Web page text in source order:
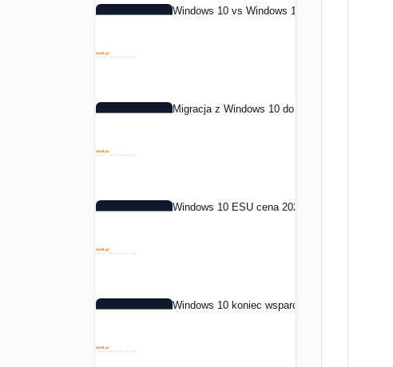
Windows 10 vs Windows 11: czy warto
Migracja z Windows 10 do Windows 11 krok
Windows 10 ESU cena 2026: co to jest i jak
Windows 10 koniec wsparcia: co dalej w 2026